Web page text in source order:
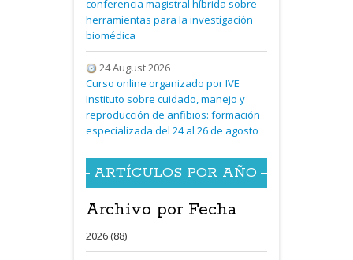
conferencia magistral híbrida sobre
herramientas para la investigación
biomédica
24 August 2026
Curso online organizado por IVE
Instituto sobre cuidado, manejo y
reproducción de anfibios: formación
especializada del 24 al 26 de agosto
ARTÍCULOS POR AÑO
Archivo por Fecha
2026 (88)